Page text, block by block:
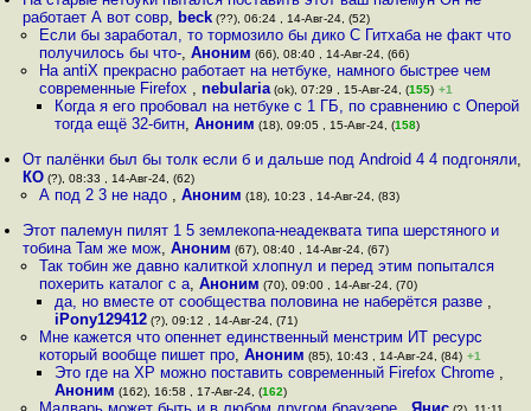
работает А вот совр, beck (??), 06:24 , 14-Авг-24, (52)
Если бы заработал, то тормозило бы дико С Гитхаба не факт что
получилось бы что-, Аноним (66), 08:40 , 14-Авг-24, (66)
На antiX прекрасно работает на нетбуке, намного быстрее чем
современные Firefox , nebularia(ok), 07:29 , 15-Авг-24, (155) +1
Когда я его пробовал на нетбуке с 1 ГБ, по сравнению с Оперой
тогда ещё 32-битн, Аноним (18), 09:05 , 15-Авг-24, (158)
От палёнки был бы толк если б и дальше под Android 4 4 подгоняли,
КО (?), 08:33 , 14-Авг-24, (62)
А под 2 3 не надо , Аноним (18), 10:23 , 14-Авг-24, (83)
Этот палемун пилят 1 5 землекопа-неадеквата типа шерстяного и
тобина Там же мож,Аноним (67), 08:40 , 14-Авг-24, (67)
Так тобин же давно калиткой хлопнул и перед этим попытался
похерить каталог с а, Аноним (70), 09:00 , 14-Авг-24, (70)
да, но вместе от сообщества половина не наберётся разве ,
iPony129412(?), 09:12 , 14-Авг-24, (71)
Мне кажется что опеннет единственный менстрим ИТ ресурс
который вообще пишет про, Аноним (85), 10:43 , 14-Авг-24, (84) +1
Это где на XP можно поставить современный Firefox Chrome ,
Аноним (162), 16:58 , 17-Авг-24, (162)